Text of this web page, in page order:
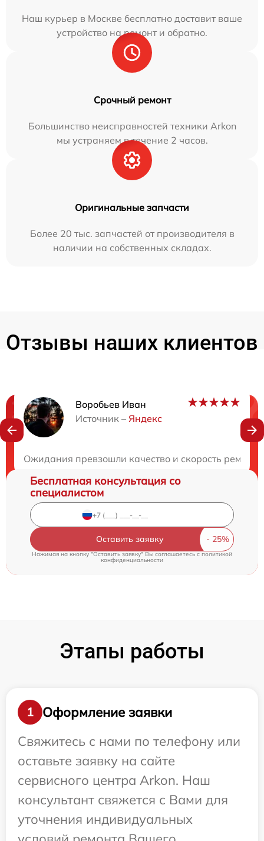
Наш курьер в Москве бесплатно доставит ваше
устройство на ремонт и обратно.
Срочный ремонт
Большинство неисправностей техники Arkon
мы устраняем в течение 2 часов.
Оригинальные запчасти
Более 20 тыс. запчастей от производителя в
наличии на собственных складах.
Отзывы наших клиентов
Воробьев Иван
Источник – Яндекс
Ожидания превзошли качество и скорость
Нужна консультация?
Бесплатная консультация со
специалистом
Оставить заявку
Нажимая на кнопку "Оставить заявку" Вы соглашаетесь c политикой
конфиденциальности
Этапы работы
1
Оформление заявки
Свяжитесь с нами по телефону или
оставьте заявку на сайте
сервисного центра Arkon. Наш
консультант свяжется с Вами для
уточнения индивидуальных